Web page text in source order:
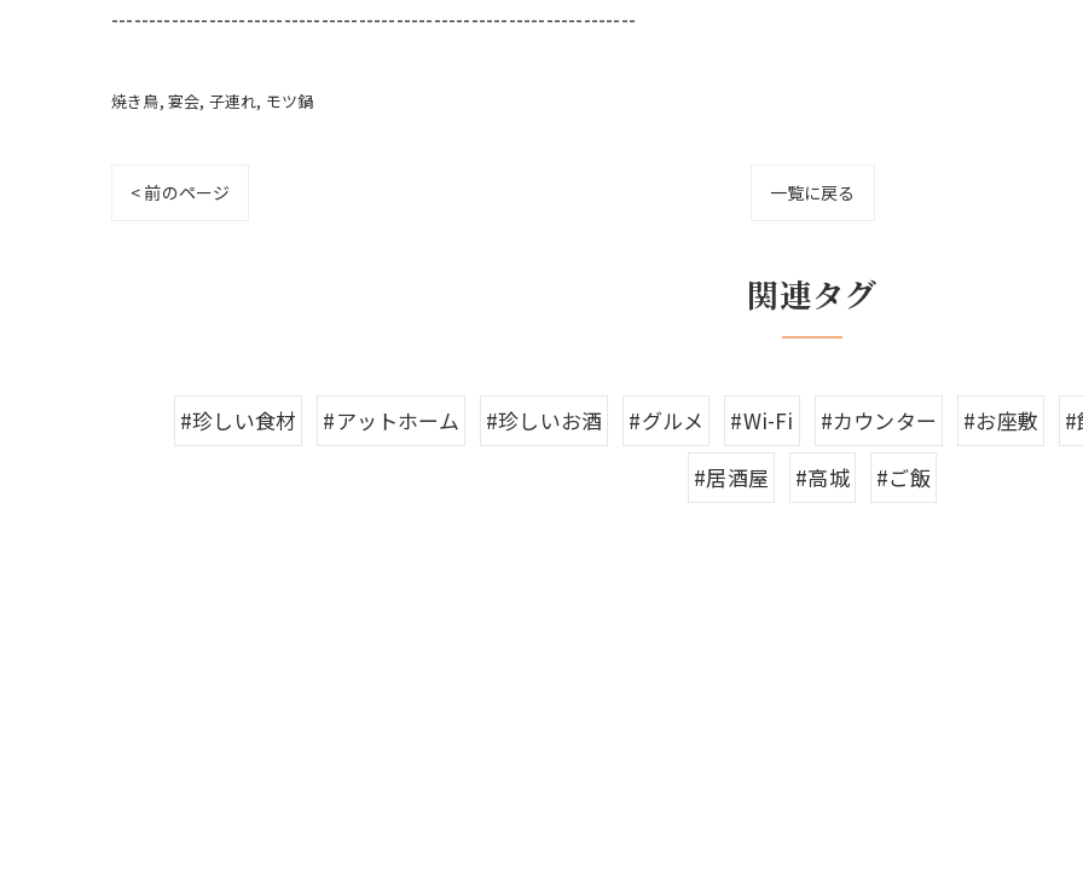
----------------------------------------------------------------------
焼き鳥 宴会 子連れ モツ鍋
< 前のページ 一覧に戻る
関連タグ
#珍しい食材 #アットホーム #珍しいお酒 #グルメ #Wi-Fi #カウンター #お座敷 #
#居酒屋
#高城 #ご飯